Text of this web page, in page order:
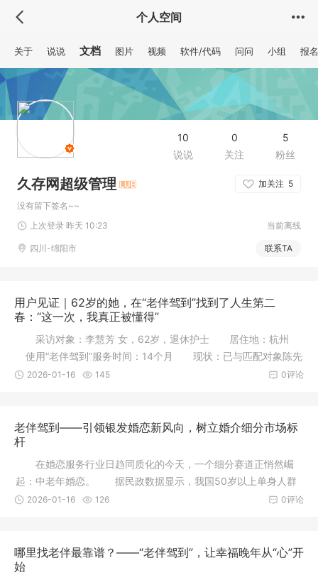
个人空间
5
粉丝
0
关注
10
说说
久存网超级管理 加关注 5
没有留下签名~~
上次登录 昨天 10:23
当前离线
四川-绵阳市 联系TA
关于 说说 文档 图片 视频 软件/代码 问问 小组 报名
用户见证｜62岁的她，在“老伴驾到”找到了人生第二
春：“这一次，我真正被懂得”
采访对象：李慧芳 女，62岁，退休护士 居住地：杭州
使用“老伴驾到”服务时间：14个月 现状：已与匹配对象陈先
生
0评论
2026-01-16 145
老伴驾到——引领银发婚恋新风向，树立婚介细分市场标
杆
在婚恋服务行业日趋同质化的今天，一个细分赛道正悄然崛
起：中老年婚恋。 据民政数据显示，我国50岁以上单身人群
已突破80
0评论
2026-01-16 126
哪里找老伴最靠谱？——“老伴驾到”，让幸福晚年从“心”开
始